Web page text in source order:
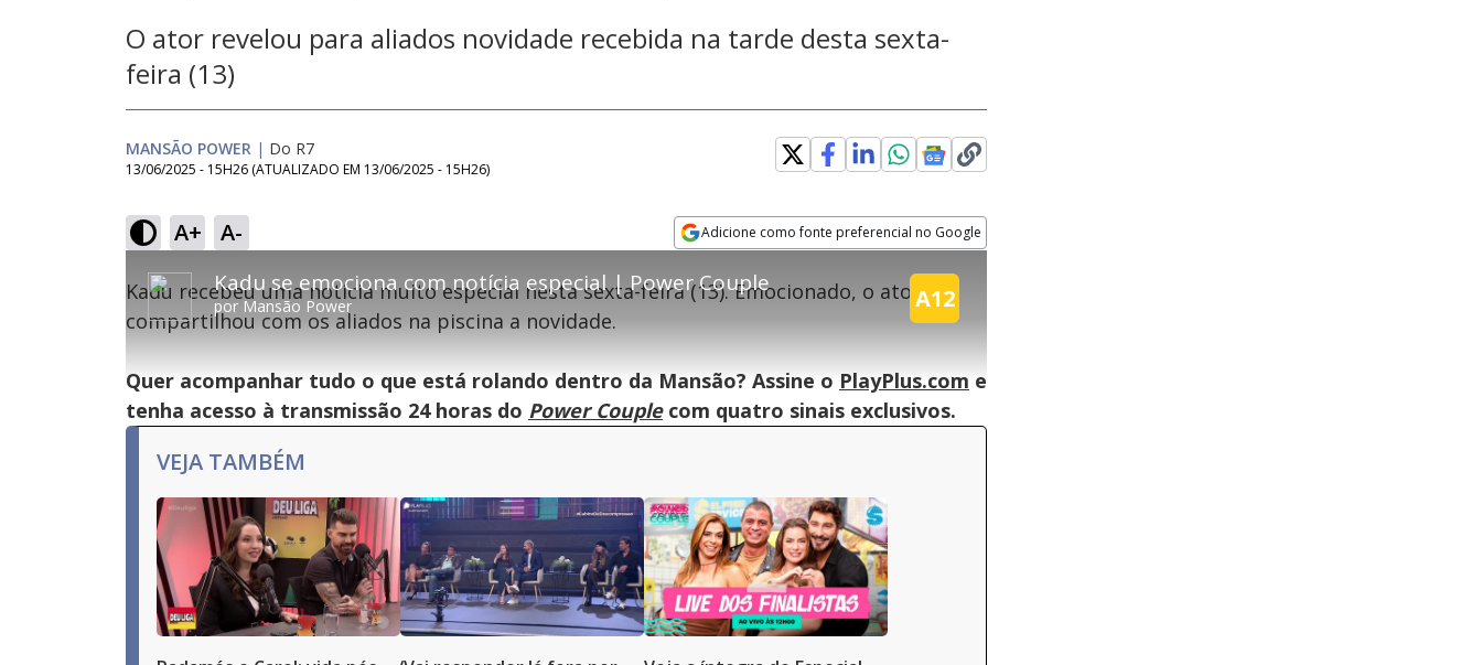
O ator revelou para aliados novidade recebida na tarde desta sexta-
feira (13)
MANSÃO POWER | Do R7
13/06/2025 - 15H26 (ATUALIZADO EM 13/06/2025 - 15H26)
A+ A- Adicione como fonte preferencial no Google
a
window.
be
by
pressing
Escape
activating
button.
Conteúdo bloqueado
Lamentamos, mas o vídeo que está tentando assisitr é de exibição exclusiva em território brasileiro :-(
Kadu se emociona com notícia especial | Power Couple
porMansão Power A12
Kadu recebeu uma notícia muito especial nesta sexta-feira (13). Emocionado, o ator
compartilhou com os aliados na piscina a novidade.
Quer acompanhar tudo o que está rolando dentro da Mansão? Assine o PlayPlus.com e
tenha acesso à transmissão 24 horas do Power Couplecom quatro sinais exclusivos.
VEJA TAMBÉM